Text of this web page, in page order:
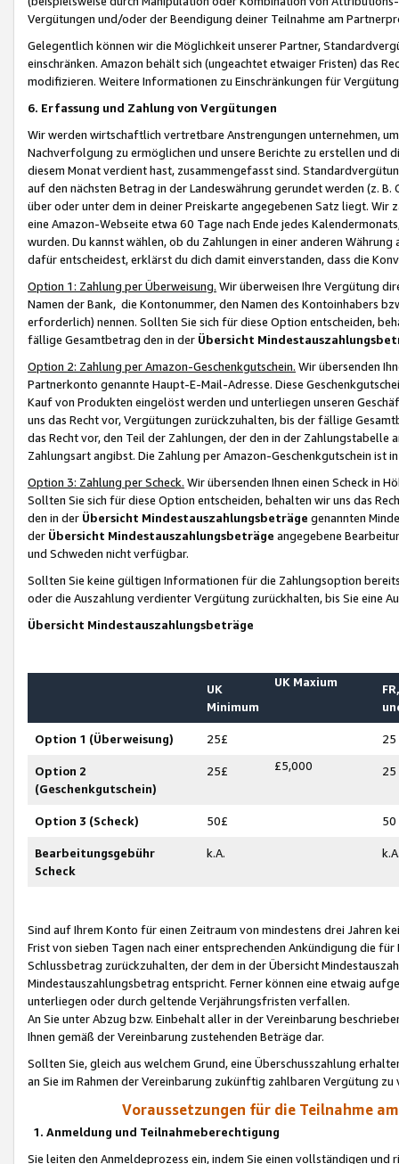
Vergütungen und/oder der Beendigung deiner Teilnahme am
Gelegentlich können wir die Möglichkeit unserer Partner,
einschränken. Amazon behält sich (ungeachtet etwaiger Fristen) das
modifizieren. Weitere Informationen zu Einschränkungen für
6. Erfassung und Zahlung von Vergütungen
Wir werden wirtschaftlich vertretbare Anstrengungen unternehmen,
Nachverfolgung zu ermöglichen und unsere Berichte zu erstellen und
diesem Monat verdient hast, zusammengefasst sind.
auf den nächsten Betrag in der Landeswährung gerundet werden (z.
über oder unter dem in deiner Preiskarte angegebenen Satz liegt.
eine Amazon-Webseite etwa 60 Tage nach Ende jedes
wurden. Du kannst wählen, ob du Zahlungen in einer anderen
dafür entscheidest, erklärst du dich damit einverstanden, dass die
Option 1: Zahlung per Überweisung. Wir überweisen Ihre Vergütung
Namen der Bank, die Kontonummer, den Namen des Kontoinhabers
erforderlich) nennen. Sollten Sie sich für diese Option entscheiden,
fällige Gesamtbetrag den in der Übersicht
Option 2: Zahlung per Amazon-Geschenkgutschein. Wir übersenden
Partnerkonto genannte Haupt-E-Mail-Adresse. Diese
Kauf von Produkten eingelöst werden und unterliegen unseren
uns das Recht vor, Vergütungen zurückzuhalten, bis der fällige
das Recht vor, den Teil der Zahlungen, der den in der
Zahlungsart angibst. Die Zahlung per Amazon-Geschenkgutschein ist
Option 3: Zahlung per Scheck. Wir übersenden Ihnen einen Scheck in
Sollten Sie sich für diese Option entscheiden, behalten wir uns das
den in der Übersicht Mindestauszahlungsbeträge genannten
der Übersicht Mindestauszahlungsbeträge angegebene
und Schweden nicht verfügbar.
Sollten Sie keine gültigen Informationen für die Zahlungsoption
oder die Auszahlung verdienter Vergütung zurückhalten, bis Sie
Übersicht Mindestauszahlungsbeträge
UK
Minimum
UK Maxium
Option 1 (Überweisung) 25£ 25
Option 2
(Geschenkgutschein)
25£ £5,000 25
Option 3 (Scheck) 50£ 50
Bearbeitungsgebühr
Scheck
k.A.
Sind auf Ihrem Konto für einen Zeitraum von mindestens drei Jahren
Frist von sieben Tagen nach einer entsprechenden Ankündigung die
Schlussbetrag zurückzuhalten, der dem in der Übersicht
Mindestauszahlungsbetrag entspricht. Ferner können eine etwaig
unterliegen oder durch geltende Verjährungsfristen verfallen.
An Sie unter Abzug bzw. Einbehalt aller in der Vereinbarung
Ihnen gemäß der Vereinbarung zustehenden Beträge dar.
Sollten Sie, gleich aus welchem Grund, eine Überschusszahlung
an Sie im Rahmen der Vereinbarung zukünftig zahlbaren Vergütung zu
Voraussetzungen für die Teilnahme
1. Anmeldung und Teilnahmeberechtigung
Sie leiten den Anmeldeprozess ein, indem Sie einen vollständigen